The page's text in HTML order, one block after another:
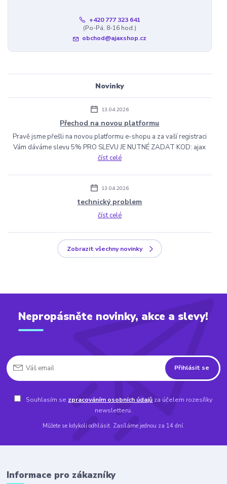
+420 777 323 641
(Po-Pá, 8-16 hod.)
obchod@ajaxshop.cz
Novinky
13.04.2026
Přechod na novou platformu
Pravě jsme přešli na novou platformu e-shopu a za vaší registraci
Vám dáváme slevu 5% PRO SLEVU JE NUTNÉ ZADAT KOD: ajax
číst celé
13.04.2026
technický problem
číst celé
Zobrazit všechny novinky
Nepropásněte novinky, akce a slevy!
Přihlásit se
Souhlasím se zpracováním osobních údajů za účelem rozesílky
newsletteru.
Můžete se kdykoli odhlásit. Zasíláme jednou za 14 dní.
Informace pro zákazníky